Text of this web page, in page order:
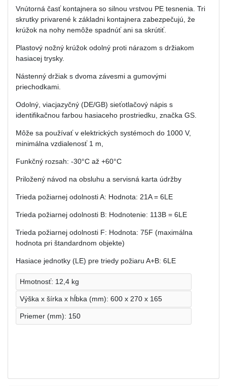
Vnútorná časť kontajnera so silnou vrstvou PE tesnenia. Tri
skrutky privarené k základni kontajnera zabezpečujú, že
krúžok na nohy nemôže spadnúť ani sa skrútiť.
Plastový nožný krúžok odolný proti nárazom s držiakom
hasiacej trysky.
Nástenný držiak s dvoma závesmi a gumovými
priechodkami.
Odolný, viacjazyčný (DE/GB) sieťotlačový nápis s
identifikačnou farbou hasiaceho prostriedku, značka GS.
Môže sa používať v elektrických systémoch do 1000 V,
minimálna vzdialenosť 1 m,
Funkčný rozsah: -30°C až +60°C
Priložený návod na obsluhu a servisná karta údržby
Trieda požiarnej odolnosti A: Hodnota: 21A = 6LE
Trieda požiarnej odolnosti B: Hodnotenie: 113B = 6LE
Trieda požiarnej odolnosti F: Hodnota: 75F (maximálna
hodnota pri štandardnom objekte)
Hasiace jednotky (LE) pre triedy požiaru A+B: 6LE
Hmotnosť: 12,4 kg
Výška x šírka x hĺbka (mm): 600 x 270 x 165
Priemer (mm): 150